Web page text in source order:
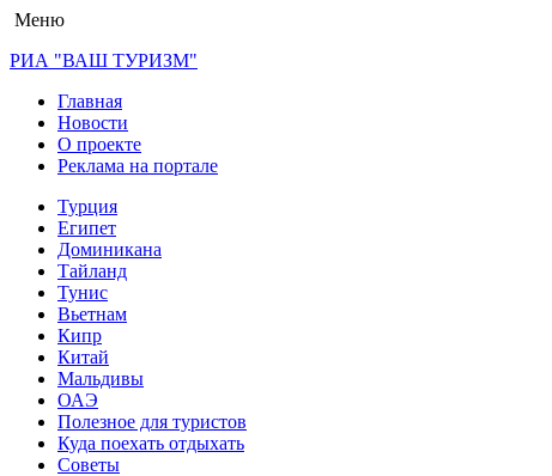
Меню
РИА "ВАШ ТУРИЗМ"
Главная
Новости
О проекте
Реклама на портале
Турция
Египет
Доминикана
Тайланд
Тунис
Вьетнам
Кипр
Китай
Мальдивы
ОАЭ
Полезное для туристов
Куда поехать отдыхать
Советы